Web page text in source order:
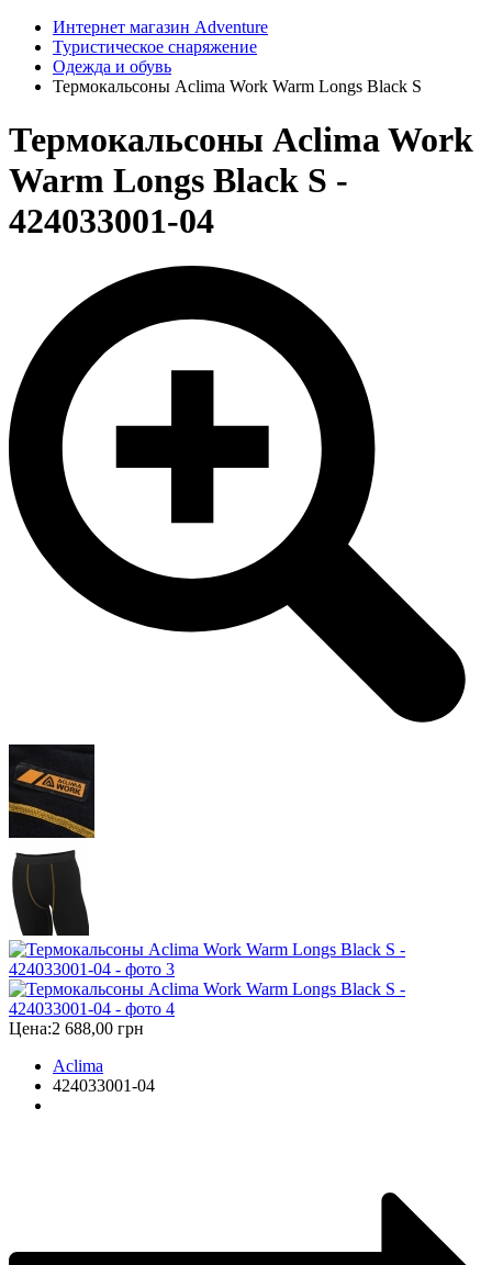
Интернет магазин Adventure
Туристическое снаряжение
Одежда и обувь
Термокальсоны Aclima Work Warm Longs Black S
Термокальсоны Aclima Work
Warm Longs Black S -
424033001-04
Цена:2 688,00 грн
Aclima
424033001-04